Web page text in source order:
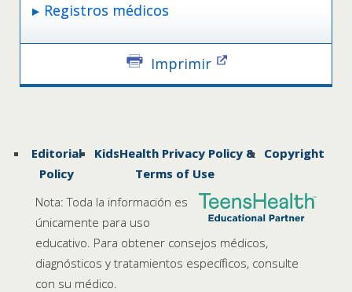
Registros médicos
Imprimir
Editorial
Policy
KidsHealth Privacy Policy &
Terms of Use
Copyright
Nota: Toda la información es
únicamente para uso
educativo. Para obtener consejos médicos,
diagnósticos y tratamientos específicos, consulte
con su médico.